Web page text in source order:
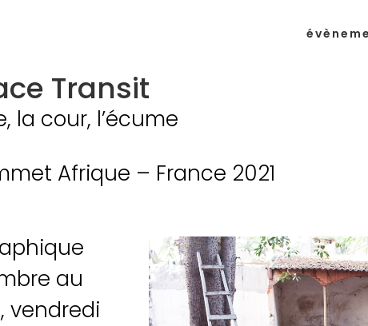
Transit
la cour, l’écume
Afrique – France 2021
au
vendredi